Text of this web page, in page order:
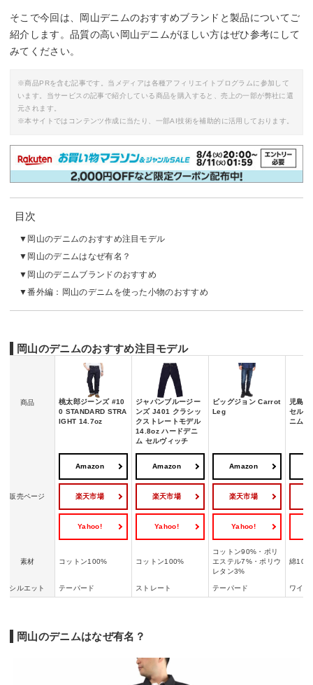
そこで今回は、岡山デニムのおすすめブランドと製品についてご
紹介します。品質の高い岡山デニムがほしい方はぜひ参考にして
みてください。
※商品PRを含む記事です。当メディアは各種アフィリエイトプログラムに参加して
います。当サービスの記事で紹介している商品を購入すると、売上の一部が弊社に還
元されます。
※本サイトではコンテンツ作成に当たり、一部AI技術を補助的に活用しております。
目次
岡山のデニムのおすすめ注目モデル
岡山のデニムはなぜ有名？
岡山のデニムブランドのおすすめ
番外編：岡山のデニムを使った小物のおすすめ
岡山のデニムのおすすめ注目モデル
商品
桃太郎ジーンズ #10
0 STANDARD STRA
IGHT 14.7oz
ジャパンブルージー
ンズ J401 クラシッ
クストレートモデル
14.8oz ハードデニ
ム セルヴィッチ
ビッグジョン Carrot
Leg
児島
セルビ
ニム
販売ページ
Amazon
楽天市場
Yahoo!
Amazon
楽天市場
Yahoo!
Amazon
楽天市場
Yahoo!
素材 コットン​100% コットン​100%
コットン90%・ポリ
エステル7%・ポリウ
レタン3%
綿
シルエット テーパード ストレート テーパード ワイド
岡山のデニムはなぜ有名？